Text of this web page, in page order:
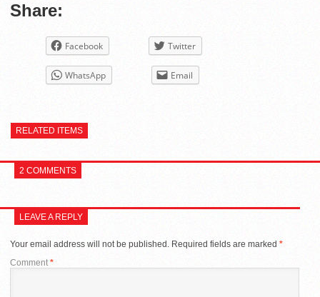
Share:
Facebook Twitter
WhatsApp Email
RELATED ITEMS
2 COMMENTS
LEAVE A REPLY
Your email address will not be published. Required fields are marked *
Comment*